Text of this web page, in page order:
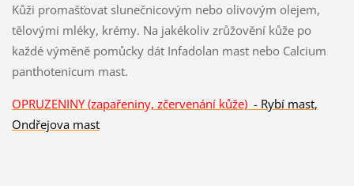
Kůži promašťovat slunečnicovým nebo olivovým olejem,
tělovými mléky, krémy. Na jakékoliv zrůžovění kůže po
každé výměně pomůcky dát Infadolan mast nebo Calcium
panthotenicum mast.
OPRUZENINY (zapařeniny, zčervenání kůže) - Rybí mast,
Ondřejova mast